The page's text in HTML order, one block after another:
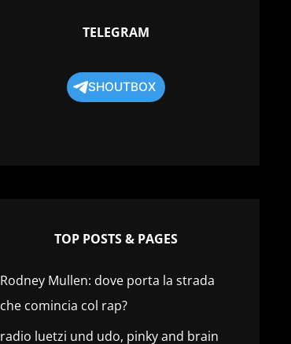
TELEGRAM
SHOUTBOX
TOP POSTS & PAGES
Rodney Mullen: dove porta la strada
che comincia col rap?
radio luetzi und udo, pinky and brain